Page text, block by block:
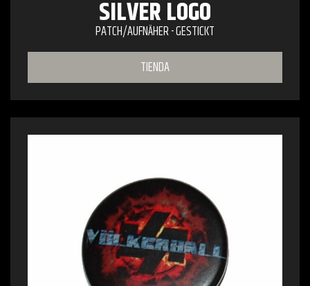
SILVER LOGO
PATCH/AUFNÄHER - GESTICKT
TIENDA